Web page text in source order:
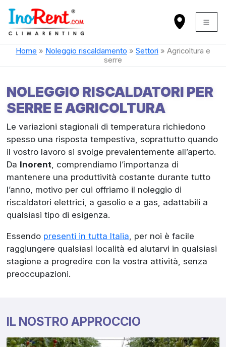
Home » Noleggio riscaldamento » Settori » Agricoltura e
serre
NOLEGGIO RISCALDATORI PER
SERRE E AGRICOLTURA
Le variazioni stagionali di temperatura richiedono
spesso una risposta tempestiva, soprattutto quando
il vostro lavoro si svolge prevalentemente all’aperto.
Da Inorent, comprendiamo l’importanza di
mantenere una produttività costante durante tutto
l’anno, motivo per cui offriamo il noleggio di
riscaldatori elettrici, a gasolio e a gas, adattabili a
qualsiasi tipo di esigenza.
Essendo presenti in tutta Italia, per noi è facile
raggiungere qualsiasi località ed aiutarvi in qualsiasi
stagione a progredire con la vostra attività, senza
preoccupazioni.
IL NOSTRO APPROCCIO